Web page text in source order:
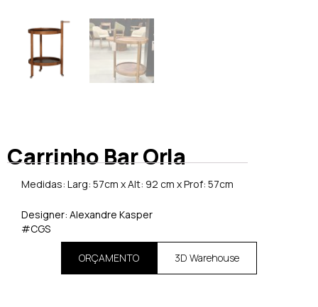
Carrinho Bar Orla
Medidas: Larg: 57cm x Alt: 92 cm x Prof: 57cm
Designer: Alexandre Kasper
#CGS
ORÇAMENTO 3D Warehouse